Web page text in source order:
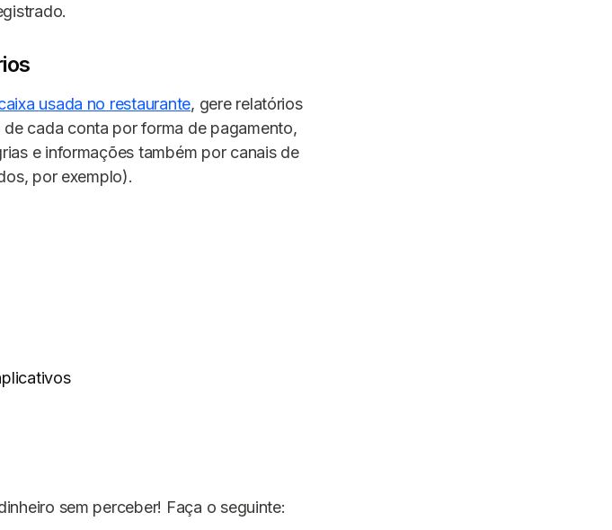
usada no restaurante, gere relatórios
cada conta por forma de pagamento,
e informações também por canais de
por exemplo).
sem perceber! Faça o seguinte: